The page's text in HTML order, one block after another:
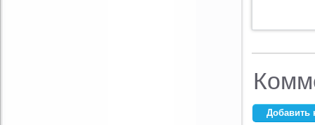
Ваше имя:
Добавить